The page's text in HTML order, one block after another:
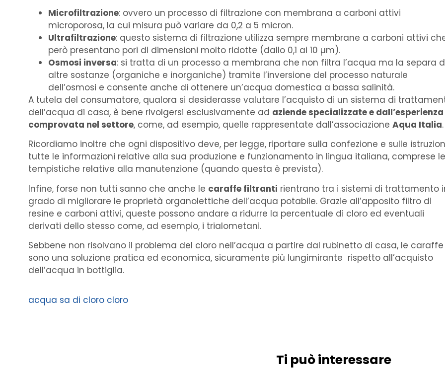
Microfiltrazione: ovvero un processo di filtrazione con membrana a carboni attivi
microporosa, la cui misura può variare da 0,2 a 5 micron.
Ultrafiltrazione: questo sistema di filtrazione utilizza sempre membrane a carboni attivi
però presentano pori di dimensioni molto ridotte (dallo 0,1 ai 10 µm).
Osmosi inversa: si tratta di un processo a membrana che non filtra l’acqua ma la separa
altre sostanze (organiche e inorganiche) tramite l’inversione del processo naturale
dell’osmosi e consente anche di ottenere un’acqua domestica a bassa salinità.
A tutela del consumatore, qualora si desiderasse valutare l’acquisto di un sistema di
dell’acqua di casa, è bene rivolgersi esclusivamente ad aziende specializzate e dall’esperienza
comprovata nel settore, come, ad esempio, quelle rappresentate dall’associazione Aqua Italia.
Ricordiamo inoltre che ogni dispositivo deve, per legge, riportare sulla confezione e sulle
tutte le informazioni relative alla sua produzione e funzionamento in lingua italiana, comprese le
tempistiche relative alla manutenzione (quando questa è prevista).
Infine, forse non tutti sanno che anche le caraffe filtranti rientrano tra i sistemi di trattamento
grado di migliorare le proprietà organolettiche dell’acqua potabile. Grazie all’apposito filtro di
resine e carboni attivi, queste possono andare a ridurre la percentuale di cloro ed eventuali
derivati dello stesso come, ad esempio, i trialometani.
Sebbene non risolvano il problema del cloro nell’acqua a partire dal rubinetto di casa, le caraffe
sono una soluzione pratica ed economica, sicuramente più lungimirante rispetto all’acquisto
dell’acqua in bottiglia.
acqua sa di cloro cloro
Ti può interessare